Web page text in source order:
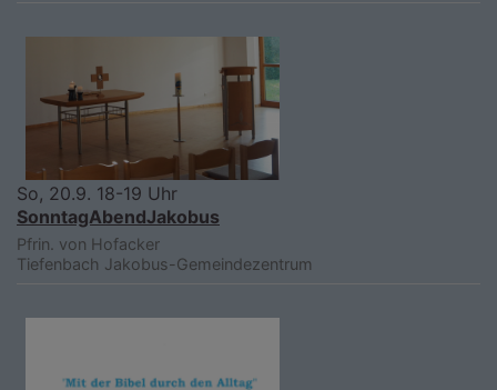
So, 20.9. 18-19 Uhr
SonntagAbendJakobus
Pfrin. von Hofacker
Tiefenbach Jakobus-Gemeindezentrum